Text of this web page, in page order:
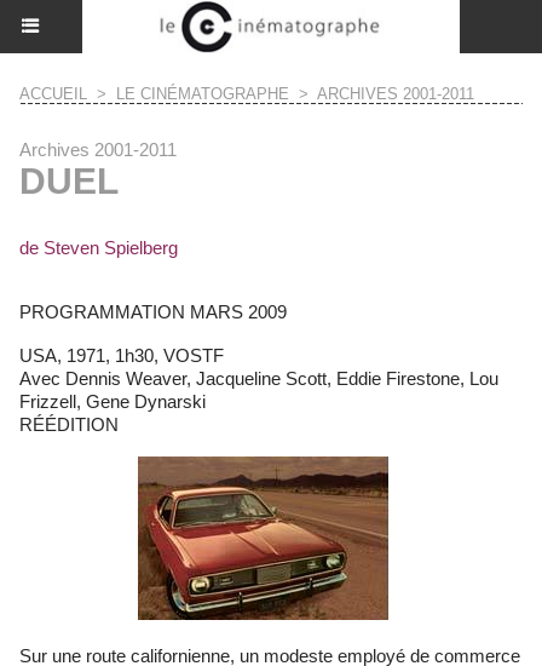
ACCUEIL > LE CINÉMATOGRAPHE > ARCHIVES 2001-2011
Archives 2001-2011
DUEL
de Steven Spielberg
PROGRAMMATION MARS 2009
USA, 1971, 1h30, VOSTF
Avec Dennis Weaver, Jacqueline Scott, Eddie Firestone, Lou
Frizzell, Gene Dynarski
RÉÉDITION
Sur une route californienne, un modeste employé de commerce